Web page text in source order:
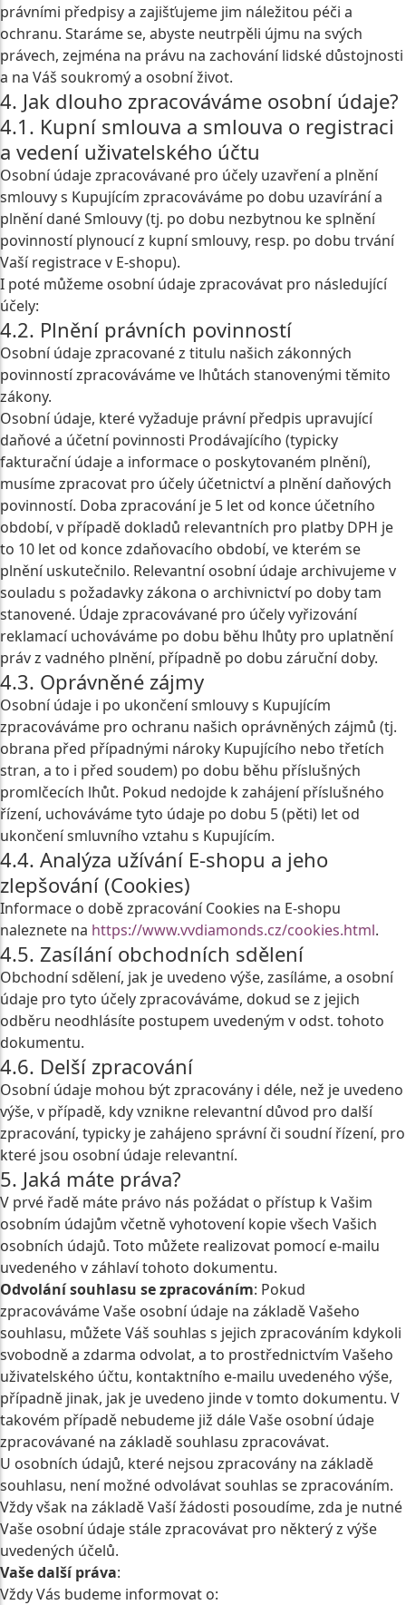
právními předpisy a zajišťujeme jim náležitou péči a
ochranu. Staráme se, abyste neutrpěli újmu na svých
právech, zejména na právu na zachování lidské důstojnosti
a na Váš soukromý a osobní život.
4. Jak dlouho zpracováváme osobní údaje?
4.1. Kupní smlouva a smlouva o registraci
a vedení uživatelského účtu
Osobní údaje zpracovávané pro účely uzavření a plnění
smlouvy s Kupujícím zpracováváme po dobu uzavírání a
plnění dané Smlouvy (tj. po dobu nezbytnou ke splnění
povinností plynoucí z kupní smlouvy, resp. po dobu trvání
Vaší registrace v E-shopu).
I poté můžeme osobní údaje zpracovávat pro následující
účely:
4.2. Plnění právních povinností
Osobní údaje zpracované z titulu našich zákonných
povinností zpracováváme ve lhůtách stanovenými těmito
zákony.
Osobní údaje, které vyžaduje právní předpis upravující
daňové a účetní povinnosti Prodávajícího (typicky
fakturační údaje a informace o poskytovaném plnění),
musíme zpracovat pro účely účetnictví a plnění daňových
povinností. Doba zpracování je 5 let od konce účetního
období, v případě dokladů relevantních pro platby DPH je
to 10 let od konce zdaňovacího období, ve kterém se
plnění uskutečnilo. Relevantní osobní údaje archivujeme v
souladu s požadavky zákona o archivnictví po doby tam
stanovené. Údaje zpracovávané pro účely vyřizování
reklamací uchováváme po dobu běhu lhůty pro uplatnění
práv z vadného plnění, případně po dobu záruční doby.
4.3. Oprávněné zájmy
Osobní údaje i po ukončení smlouvy s Kupujícím
zpracováváme pro ochranu našich oprávněných zájmů (tj.
obrana před případnými nároky Kupujícího nebo třetích
stran, a to i před soudem) po dobu běhu příslušných
promlčecích lhůt. Pokud nedojde k zahájení příslušného
řízení, uchováváme tyto údaje po dobu 5 (pěti) let od
ukončení smluvního vztahu s Kupujícím.
4.4. Analýza užívání E-shopu a jeho
zlepšování (Cookies)
Informace o době zpracování Cookies na E-shopu
naleznete na https://www.vvdiamonds.cz/cookies.html.
4.5. Zasílání obchodních sdělení
Obchodní sdělení, jak je uvedeno výše, zasíláme, a osobní
údaje pro tyto účely zpracováváme, dokud se z jejich
odběru neodhlásíte postupem uvedeným v odst. tohoto
dokumentu.
4.6. Delší zpracování
Osobní údaje mohou být zpracovány i déle, než je uvedeno
výše, v případě, kdy vznikne relevantní důvod pro další
zpracování, typicky je zahájeno správní či soudní řízení, pro
které jsou osobní údaje relevantní.
5. Jaká máte práva?
V prvé řadě máte právo nás požádat o přístup k Vašim
osobním údajům včetně vyhotovení kopie všech Vašich
osobních údajů. Toto můžete realizovat pomocí e-mailu
uvedeného v záhlaví tohoto dokumentu.
Odvolání souhlasu se zpracováním: Pokud
zpracováváme Vaše osobní údaje na základě Vašeho
souhlasu, můžete Váš souhlas s jejich zpracováním kdykoli
svobodně a zdarma odvolat, a to prostřednictvím Vašeho
uživatelského účtu, kontaktního e-mailu uvedeného výše,
případně jinak, jak je uvedeno jinde v tomto dokumentu. V
takovém případě nebudeme již dále Vaše osobní údaje
zpracovávané na základě souhlasu zpracovávat.
U osobních údajů, které nejsou zpracovány na základě
souhlasu, není možné odvolávat souhlas se zpracováním.
Vždy však na základě Vaší žádosti posoudíme, zda je nutné
Vaše osobní údaje stále zpracovávat pro některý z výše
uvedených účelů.
Vaše další práva:
Vždy Vás budeme informovat o: